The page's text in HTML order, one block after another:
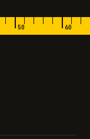
50 60